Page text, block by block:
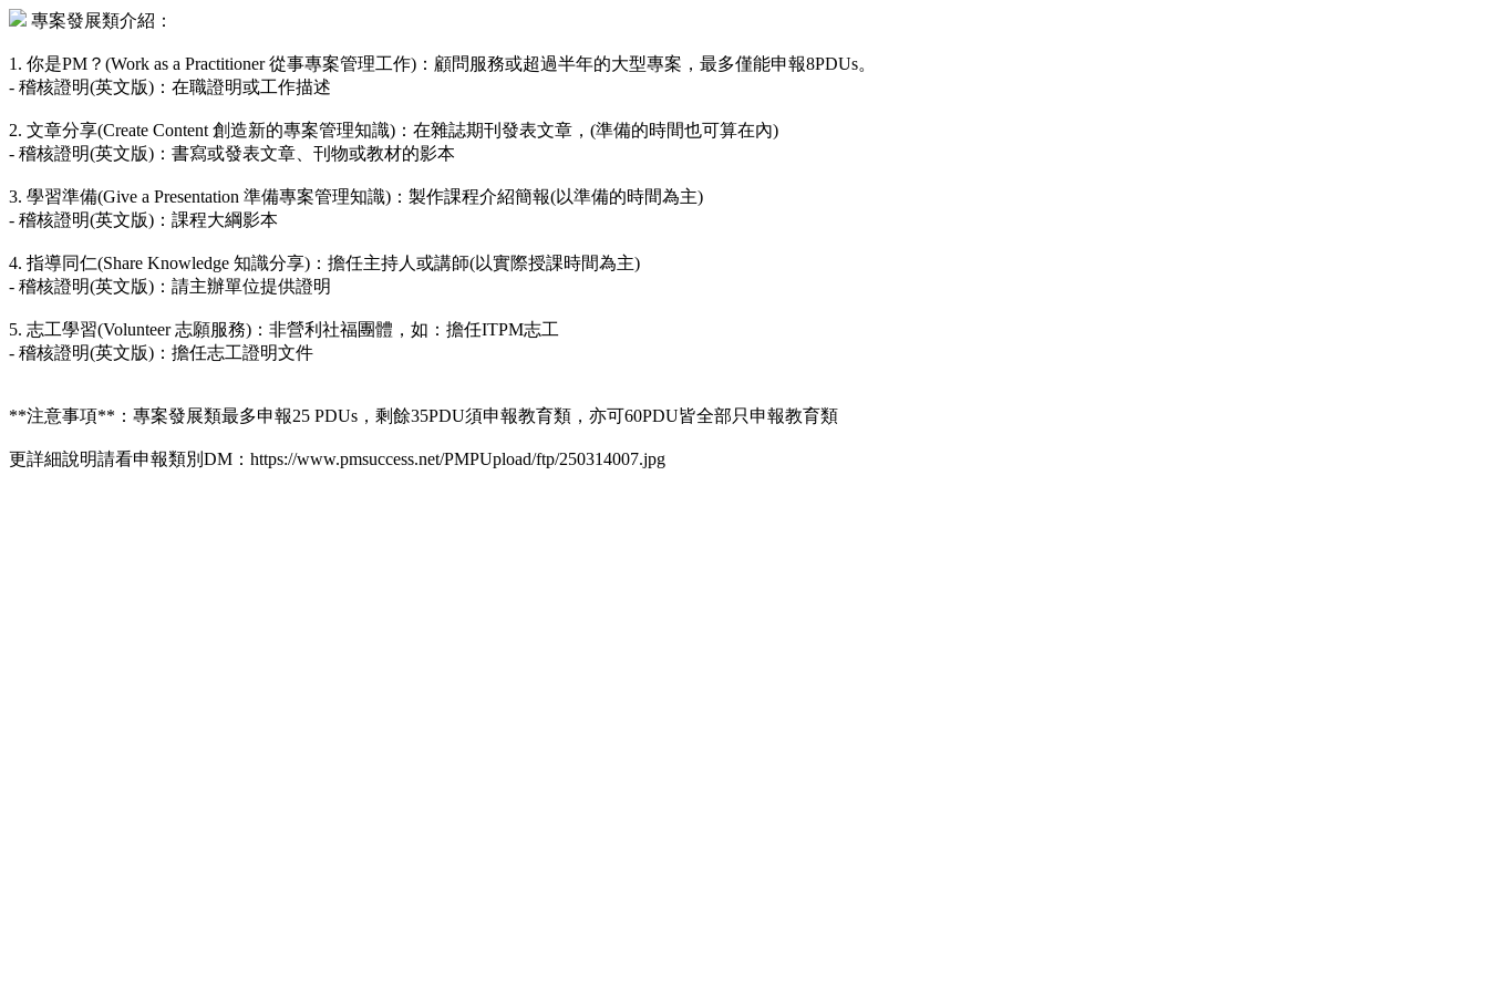
專案發展類介紹：
1. 你是PM？(Work as a Practitioner 從事專案管理工作)：顧問服務或超過半年的大型專案，最多僅能申報8PDUs。
- 稽核證明(英文版)：在職證明或工作描述
2. 文章分享(Create Content 創造新的專案管理知識)：在雜誌期刊發表文章，(準備的時間也可算在內)
- 稽核證明(英文版)：書寫或發表文章、刊物或教材的影本
3. 學習準備(Give a Presentation 準備專案管理知識)：製作課程介紹簡報(以準備的時間為主)
- 稽核證明(英文版)：課程大綱影本
4. 指導同仁(Share Knowledge 知識分享)：擔任主持人或講師(以實際授課時間為主)
- 稽核證明(英文版)：請主辦單位提供證明
5. 志工學習(Volunteer 志願服務)：非營利社福團體，如：擔任ITPM志工
- 稽核證明(英文版)：擔任志工證明文件
**注意事項**：專案發展類最多申報25 PDUs，剩餘35PDU須申報教育類，亦可60PDU皆全部只申報教育類
更詳細說明請看申報類別DM：https://www.pmsuccess.net/PMPUpload/ftp/250314007.jpg